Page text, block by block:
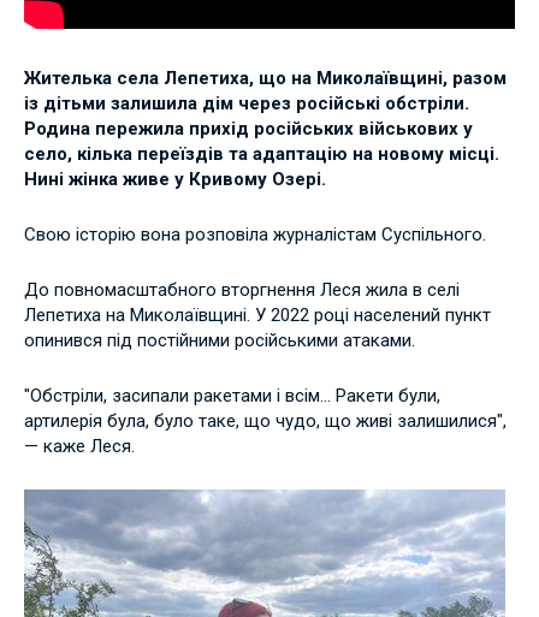
Жителька села Лепетиха, що на Миколаївщині, разом
із дітьми залишила дім через російські обстріли.
Родина пережила прихід російських військових у
село, кілька переїздів та адаптацію на новому місці.
Нині жінка живе у Кривому Озері.
Свою історію вона розповіла журналістам Суспільного.
До повномасштабного вторгнення Леся жила в селі
Лепетиха на Миколаївщині. У 2022 році населений пункт
опинився під постійними російськими атаками.
"Обстріли, засипали ракетами і всім… Ракети були,
артилерія була, було таке, що чудо, що живі залишилися",
— каже Леся.